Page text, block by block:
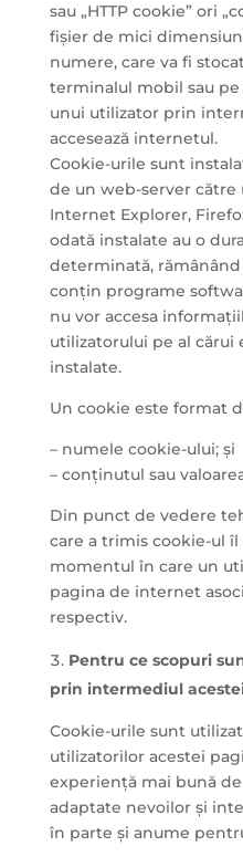
sau „HTTP cookie” ori
fișier de mici
numere, care va fi
terminalul mobil sau
unui utilizator prin
accesează internetul.
Cookie-urile sunt
de un web-server către
Internet Explorer,
odată instalate au o
determinată, rămânând
conțin programe
nu vor accesa
utilizatorului pe al cărui
instalate.
Un cookie este format
– numele cookie-ului; și
– conținutul sau
Din punct de vedere
care a trimis cookie-ul
momentul în care un
pagina de internet
respectiv.
Pentru ce scopuri
prin intermediul
Cookie-urile sunt
utilizatorilor acestei
experiență mai bună
adaptate nevoilor și
în parte și anume